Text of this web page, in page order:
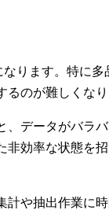
ります。特に多
のが難しくなり
、データがバラ
非効率な状態を
計や抽出作業に